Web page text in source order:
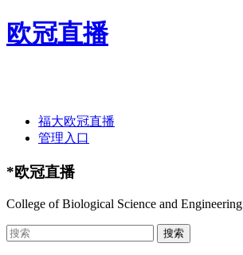
欧冠直播
福大欧冠直播
管理入口
*欧冠直播
College of Biological Science and Engineering